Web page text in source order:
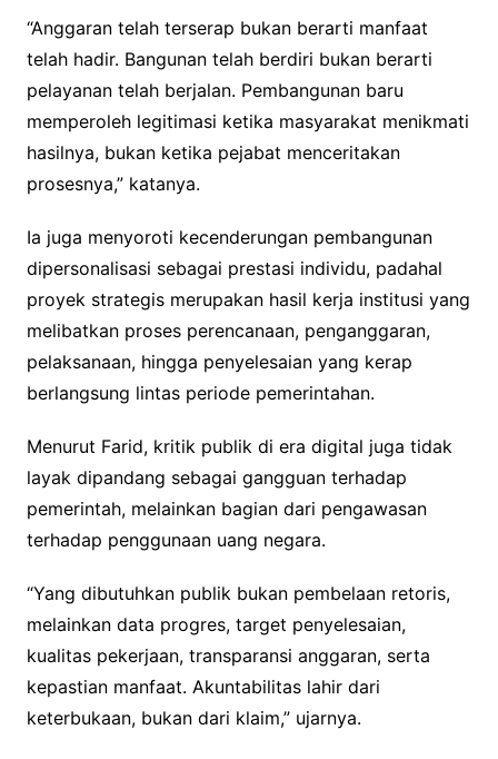
“Anggaran telah terserap bukan berarti manfaat
telah hadir. Bangunan telah berdiri bukan berarti
pelayanan telah berjalan. Pembangunan baru
memperoleh legitimasi ketika masyarakat menikmati
hasilnya, bukan ketika pejabat menceritakan
prosesnya,” katanya.
Ia juga menyoroti kecenderungan pembangunan
dipersonalisasi sebagai prestasi individu, padahal
proyek strategis merupakan hasil kerja institusi yang
melibatkan proses perencanaan, penganggaran,
pelaksanaan, hingga penyelesaian yang kerap
berlangsung lintas periode pemerintahan.
Menurut Farid, kritik publik di era digital juga tidak
layak dipandang sebagai gangguan terhadap
pemerintah, melainkan bagian dari pengawasan
terhadap penggunaan uang negara.
“Yang dibutuhkan publik bukan pembelaan retoris,
melainkan data progres, target penyelesaian,
kualitas pekerjaan, transparansi anggaran, serta
kepastian manfaat. Akuntabilitas lahir dari
keterbukaan, bukan dari klaim,” ujarnya.